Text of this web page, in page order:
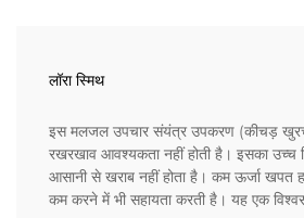
लॉरा स्मिथ
इस मलजल उपचार संयंत्र उपकरण (कीचड़
रखरखाव आवश्यकता नहीं होती है। इसका उच्च
आसानी से खराब नहीं होता है। कम ऊर्जा खपत
कम करने में भी सहायता करती है। यह एक